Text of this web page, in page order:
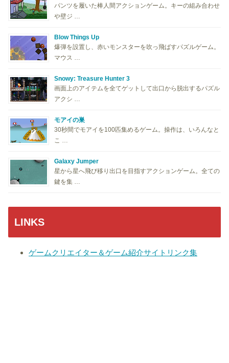
パンツを履いた棒人間アクションゲーム。キーの組み合わせ
や壁ジ …
Blow Things Up
爆弾を設置し、赤いモンスターを吹っ飛ばすパズルゲーム。
マウス …
Snowy: Treasure Hunter 3
画面上のアイテムを全てゲットして出口から脱出するパズル
アクシ …
モアイの巣
30秒間でモアイを100匹集めるゲーム。操作は、いろんなと
こ …
Galaxy Jumper
星から星へ飛び移り出口を目指すアクションゲーム。全ての
鍵を集 …
LINKS
ゲームクリエイター＆ゲーム紹介サイトリンク集